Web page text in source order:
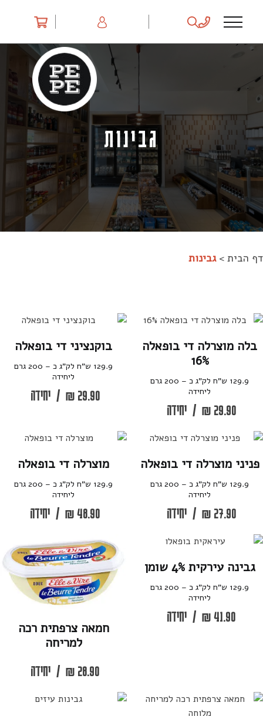
גבינות
דף הבית >גבינות
בלה מוצרלה די בופאלה
16%
129.9 ש”ח לק”ג כ – 200 גרם
ליחידה
₪ 29.90
/ יחידה
בוקנציני די בופאלה
129.9 ש”ח לק”ג כ – 200 גרם
ליחידה
₪ 29.90
/ יחידה
פניני מוצרלה די בופאלה
129.9 ש”ח לק”ג כ – 200 גרם
ליחידה
₪ 27.90
/ יחידה
מוצרלה די בופאלה
129.9 ש”ח לק”ג כ – 200 גרם
ליחידה
₪48.90
/ יחידה
גבינה עירקית 4% שומן
129.9 ש”ח לק”ג כ – 200 גרם
ליחידה
₪41.90
/ יחידה
חמאה צרפתית רכה
למריחה
₪ 28.90
/ יחידה